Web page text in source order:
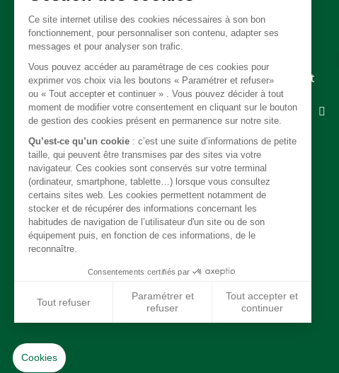
Embrayage - Boite de vitesse / boite de transfert
Câble
Carrosserie / Chassis
Direction
Echappement
Electricité
Freinage
Intérieur
Moteur
Refroidissement / chauffage / clim
Suspension
Système de carburant
Jantes / Pneumatiques